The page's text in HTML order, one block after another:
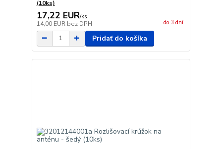
(10ks)
17,22 EUR/ks
14,00 EUR bez DPH do 3 dní
Pridať do košíka